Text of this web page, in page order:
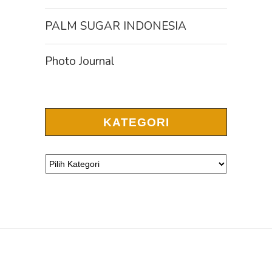
PALM SUGAR INDONESIA
Photo Journal
KATEGORI